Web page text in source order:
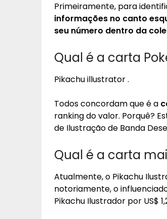
Primeiramente, para
informações no canto
seu número dentro da
Qual é a carta
Pikachu illustrator .
Todos concordam que é a
ranking do valor. Porquê?
de Ilustração de Banda
Qual é a carta
Atualmente, o Pikachu
notoriamente, o
Pikachu Ilustrador por US$